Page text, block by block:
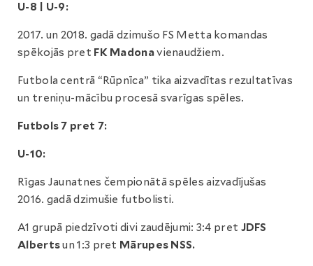
U-8 | U-9:
2017. un 2018. gadā dzimušo FS Metta komandas
spēkojās pret FK Madonavienaudžiem.
Futbola centrā “Rūpnīca” tika aizvadītas rezultatīvas
un treniņu-mācību procesā svarīgas spēles.
Futbols 7 pret 7:
U-10:
Rīgas Jaunatnes čempionātā spēles aizvadījušas
2016. gadā dzimušie futbolisti.
A1 grupā piedzīvoti divi zaudējumi: 3:4 pret JDFS
Albertsun 1:3 pret Mārupes NSS.